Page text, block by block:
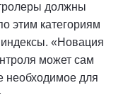
должны
этим категориям
«Новация
может сам
необходимое для